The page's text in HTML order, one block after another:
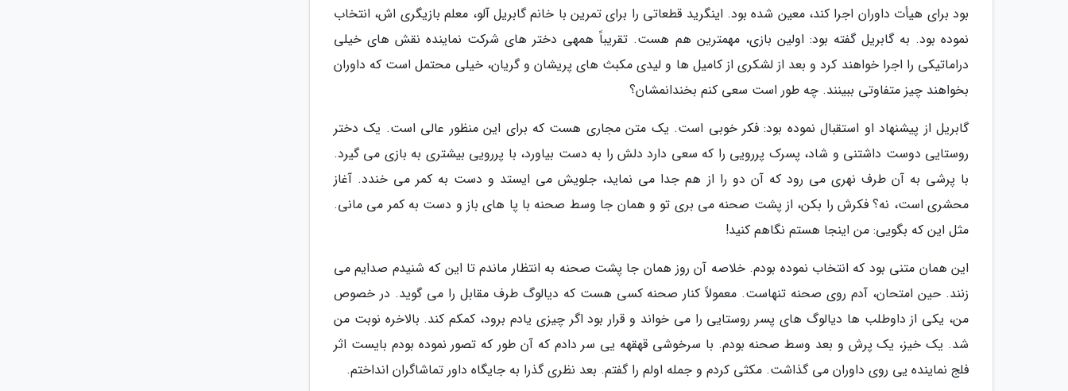
بود برای هیأت داوران اجرا کند، معین شده بود. اینگرید قطعاتی را برای تمرین با خانم گابریل آلو، معلم بازیگری اش، انتخاب
نموده بود. به گابریل گفته بود: اولین بازی، مهمترین هم هست. تقریباً همهی دختر های شرکت نماینده نقش های خیلی
دراماتیکی را اجرا خواهند کرد و بعد از لشکری از کامیل ها و لیدی مکبث های پریشان و گریان، خیلی محتمل است که داوران
بخواهند چیز متفاوتی ببینند. چه طور است سعی کنم بخندانمشان؟
گابریل از پیشنهاد او استقبال نموده بود: فکر خوبی است. یک متن مجاری هست که برای این منظور عالی است. یک دختر
روستایی دوست داشتنی و شاد، پسرک پررویی را که سعی دارد دلش را به دست بیاورد، با پررویی بیشتری به بازی می گیرد.
با پرشی به آن طرف نهری می رود که آن دو را از هم جدا می نماید، جلویش می ایستد و دست به کمر می خندد. آغاز
محشری است، نه؟ فکرش را بکن، از پشت صحنه می بری تو و همان جا وسط صحنه با پا های باز و دست به کمر می مانی.
مثل این که بگویی: من اینجا هستم نگاهم کنید!
این همان متنی بود که انتخاب نموده بودم. خلاصه آن روز همان جا پشت صحنه به انتظار ماندم تا این که شنیدم صدایم می
زنند. حین امتحان، آدم روی صحنه تنهاست. معمولاً کنار صحنه کسی هست که دیالوگ طرف مقابل را می گوید. در خصوص
من، یکی از داوطلب ها دیالوگ های پسر روستایی را می خواند و قرار بود اگر چیزی یادم برود، کمکم کند. بالاخره نوبت من
شد. یک خیز، یک پرش و بعد وسط صحنه بودم. با سرخوشی قهقهه یی سر دادم که آن طور که تصور نموده بودم بایست اثر
فلج نماینده یی روی داوران می گذاشت. مکثی کردم و جمله اولم را گفتم. بعد نظری گذرا به جایگاه داور تماشاگران انداختم.